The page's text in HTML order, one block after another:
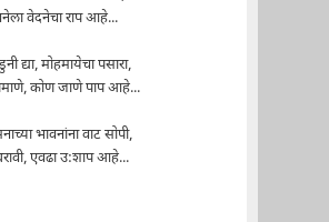
वेदनेचा राप आहे...
द्या, मोहमायेचा पसारा,
कोण जाणे पाप आहे...
भावनांना वाट सोपी,
एवढा उ:शाप आहे...